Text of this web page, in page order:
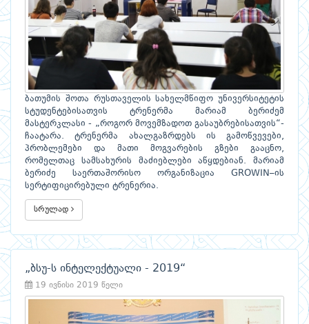
ბათუმის შოთა რუსთაველის სახელმწიფო უნივერსიტეტის
სტუდენტებისათვის ტრენერმა მარიამ ბერიძემ
მასტერკლასი - „როგორ მოვემზადოთ გასაუბრებისათვის“-
ჩაატარა. ტრენერმა ახალგაზრდებს ის გამოწვევები,
პრობლემები და მათი მოგვარების გზები გააცნო,
რომელთაც სამსახურის მაძიებლები აწყდებიან. მარიამ
ბერიძე საერთაშორისო ორგანიზაცია GROWIN–ის
სერტიფიცირებული ტრენერია.
სრულად
„ბსუ-ს ინტელექტუალი - 2019“
19 ივნისი 2019 წელი